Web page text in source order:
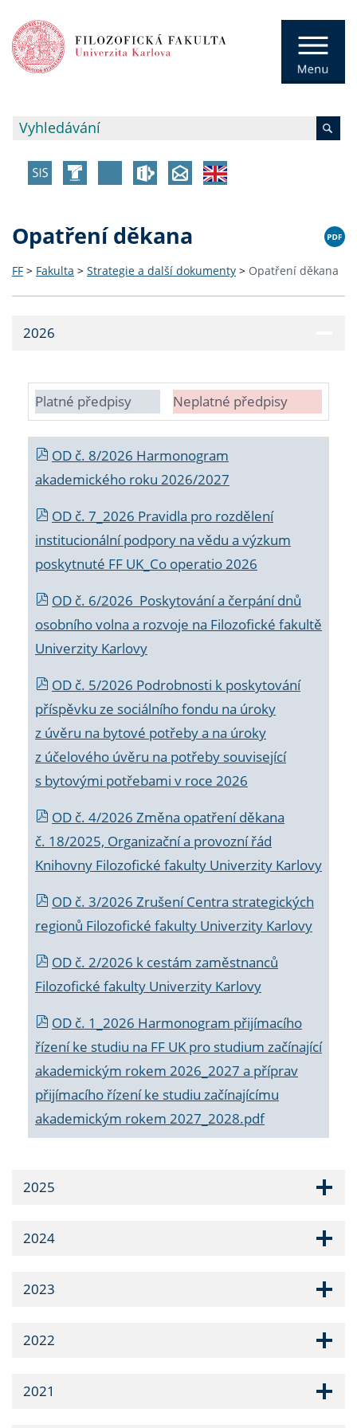
Opatření děkana
FF > Fakulta > Strategie a další dokumenty > Opatření děkana
2026
Platné předpisy Neplatné předpisy
OD č. 8/2026 Harmonogram
akademického roku 2026/2027
OD č. 7_2026 Pravidla pro rozdělení
institucionální podpory na vědu a výzkum
poskytnuté FF UK_Co operatio 2026
OD č. 6/2026 Poskytování a čerpání dnů
osobního volna a rozvoje na Filozofické fakultě
Univerzity Karlovy
OD č. 5/2026 Podrobnosti k poskytování
příspěvku ze sociálního fondu na úroky
z úvěru na bytové potřeby a na úroky
z účelového úvěru na potřeby související
s bytovými potřebami v roce 2026
OD č. 4/2026 Změna opatření děkana
č. 18/2025, Organizační a provozní řád
Knihovny Filozofické fakulty Univerzity Karlovy
OD č. 3/2026 Zrušení Centra strategických
regionů Filozofické fakulty Univerzity Karlovy
OD č. 2/2026 k cestám zaměstnanců
Filozofické fakulty Univerzity Karlovy
OD č. 1_2026 Harmonogram přijímacího
řízení ke studiu na FF UK pro studium začínající
akademickým rokem 2026_2027 a příprav
přijímacího řízení ke studiu začínajícímu
akademickým rokem 2027_2028.pdf
2025
2024
2023
2022
2021